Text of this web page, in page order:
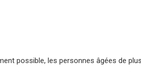
possible, les personnes âgées de